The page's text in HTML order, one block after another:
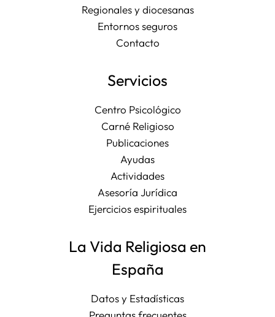
Regionales y diocesanas
Entornos seguros
Contacto
Servicios
Centro Psicológico
Carné Religioso
Publicaciones
Ayudas
Actividades
Asesoría Jurídica
Ejercicios espirituales
La Vida Religiosa en
España
Datos y Estadísticas